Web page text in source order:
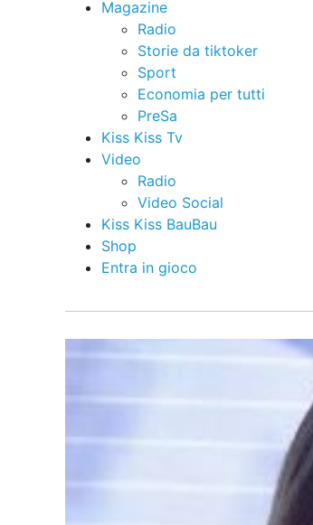
Magazine
Radio
Storie da tiktoker
Sport
Economia per tutti
PreSa
Kiss Kiss Tv
Video
Radio
Video Social
Kiss Kiss BauBau
Shop
Entra in gioco